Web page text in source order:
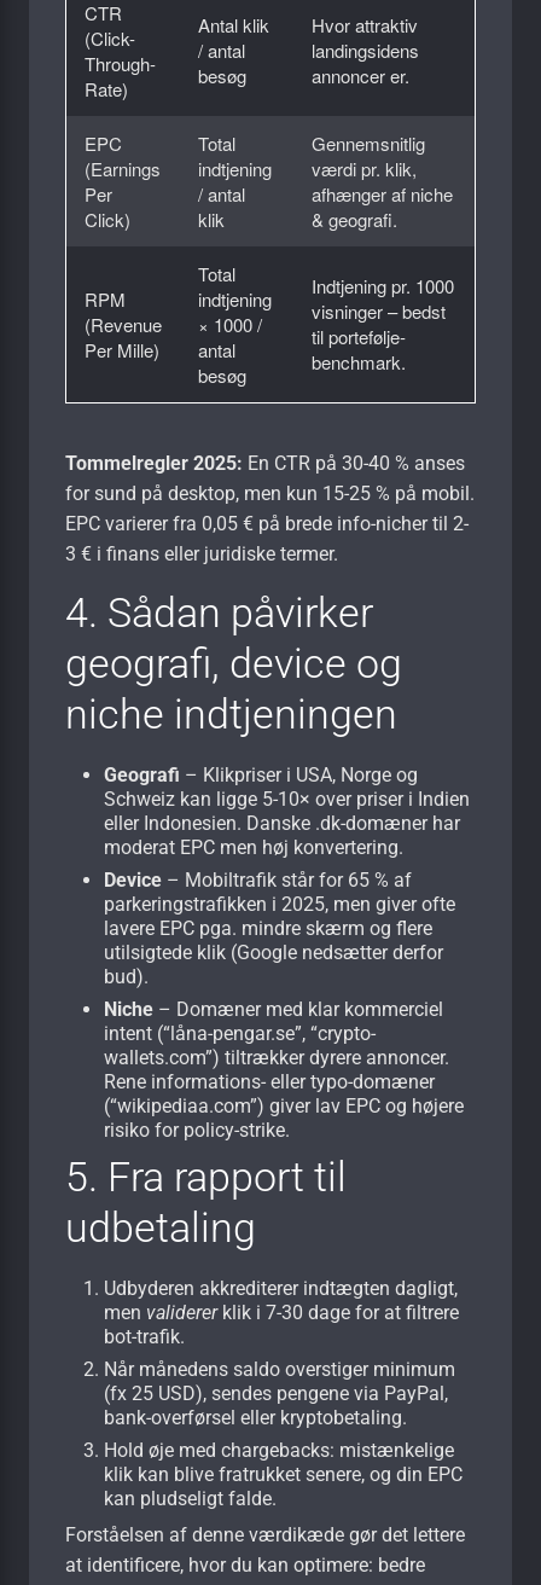
CTR
(Click-
Through-
Rate)
Antal klik
/ antal
besøg
Hvor attraktiv
landingsidens
annoncer er.
EPC
(Earnings
Per
Click)
Total
indtjening
/ antal
klik
Gennemsnitlig
værdi pr. klik,
afhænger af niche
& geografi.
RPM
(Revenue
Per Mille)
Total
indtjening
× 1000 /
antal
besøg
Indtjening pr. 1000
visninger – bedst
til portefølje­
benchmark.
Tommelregler 2025: En CTR på 30-40 % anses
for sund på desktop, men kun 15-25 % på mobil.
EPC varierer fra 0,05 € på brede info-nicher til 2-
3 € i finans eller juridiske termer.
4. Sådan påvirker
geografi, device og
niche indtjeningen
Geografi – Klikpriser i USA, Norge og
Schweiz kan ligge 5-10× over priser i Indien
eller Indonesien. Danske .dk-domæner har
moderat EPC men høj konvertering.
Device – Mobiltrafik står for 65 % af
parkeringstrafikken i 2025, men giver ofte
lavere EPC pga. mindre skærm og flere
utilsigtede klik (Google nedsætter derfor
bud).
Niche – Domæner med klar kommerciel
intent (“låna-pengar.se”, “crypto-
wallets.com”) tiltrækker dyrere annoncer.
Rene informations- eller typo-domæner
(“wikipediaa.com”) giver lav EPC og højere
risiko for policy-strike.
5. Fra rapport til
udbetaling
Udbyderen akkrediterer indtægten dagligt,
men validererklik i 7-30 dage for at filtrere
bot-trafik.
Når månedens saldo overstiger minimum
(fx 25 USD), sendes pengene via PayPal,
bank-overførsel eller kryptobetaling.
Hold øje med chargebacks: mistænkelige
klik kan blive fratrukket senere, og din EPC
kan pludseligt falde.
Forståelsen af denne værdikæde gør det lettere
at identificere, hvor du kan optimere: bedre